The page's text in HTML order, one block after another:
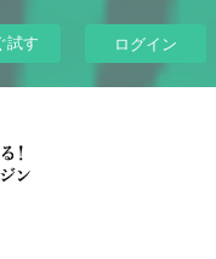
試す ログイン